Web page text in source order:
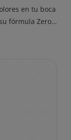
en tu boca
fórmula Zero